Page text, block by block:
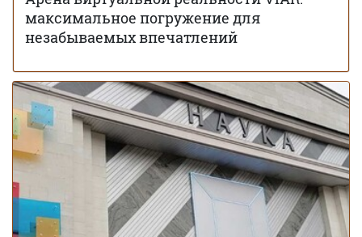
максимальное погружение для
незабываемых впечатлений